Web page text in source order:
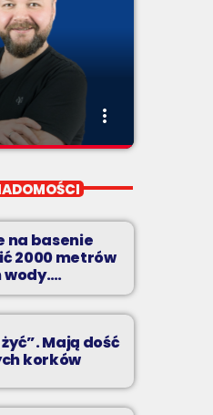
more_vert
film
na basenie
2000 metrów
wody.
i ogromna
Mają dość
korków